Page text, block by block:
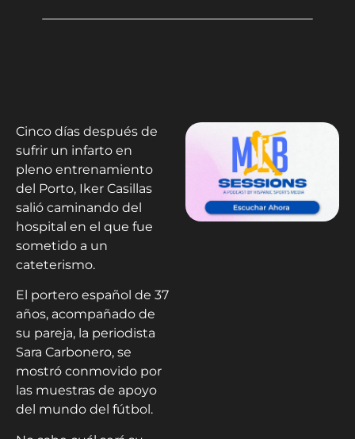
Cinco días después de
sufrir un infarto en
pleno entrenamiento
del Porto, Iker Casillas
salió caminando del
hospital en el que fue
sometido a un
cateterismo.
El portero español de 37
años, acompañado de
su pareja, la periodista
Sara Carbonero, se
mostró conmovido por
las muestras de apoyo
del mundo del fútbol.